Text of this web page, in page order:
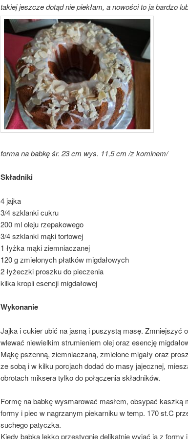
takiej jeszcze dotąd nie piekłam, a nowości to ja bardzo
forma na babkę śr. 23 cm wys. 11,5 cm /z kominem/
Składniki
4 jajka
3/4 szklanki cukru
200 ml oleju rzepakowego
3/4 szklanki mąki tortowej
1 łyżka mąki ziemniaczanej
120 g zmielonych płatków migdałowych
2 łyżeczki proszku do pieczenia
kilka kropli esencji migdałowej
Wykonanie
Jajka i cukier ubić na jasną i puszystą masę. Zmniejszyć
wlewać niewielkim strumieniem olej oraz esencję
Mąkę pszenną, ziemniaczaną, zmielone migały oraz
ze sobą i w kilku porcjach dodać do masy jajecznej,
obrotach miksera tylko do połączenia składników.
Formę na babkę wysmarować masłem, obsypać kaszką
formy i piec w nagrzanym piekarniku w temp. 170 st.C
suchego patyczka.
Kiedy babka lekko przestygnie delikatnie wyjąć ją z formy